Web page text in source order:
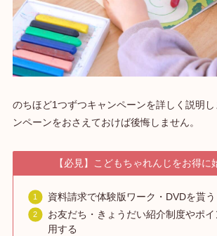
のちほど1つずつキャンペーンを詳しく説明
ンペーンをおさえておけば後悔しません。
【必見】こどもちゃれんじをお得に
資料請求で体験版ワーク・DVDを貰う
お友だち・きょうだい紹介制度やポイ
用する